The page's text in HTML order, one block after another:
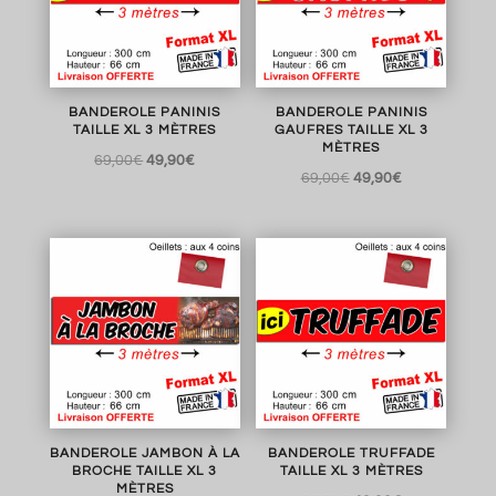
BANDEROLE PANINIS
TAILLE XL 3 MÈTRES
69,00€ Le
était :
69,00€.
49,90€
est :
49,90€.
BANDEROLE PANINIS
GAUFRES TAILLE XL 3
MÈTRES
69,00€ Le
était :
49,90€Le
est :
49,90€.
BANDEROLE JAMBON À LA
BROCHE TAILLE XL 3
MÈTRES
BANDEROLE TRUFFADE
TAILLE XL 3 MÈTRES